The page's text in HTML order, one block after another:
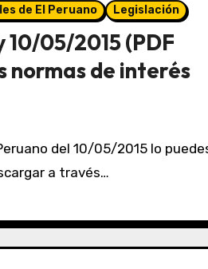
de El Peruano Legislación
10/05/2015 (PDF
normas de interés
a través…